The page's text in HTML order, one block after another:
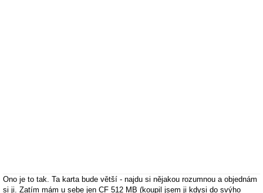
Ono je to tak. Ta karta bude větší - najdu si nějakou rozumnou a objednám
si ji. Zatím mám u sebe jen CF 512 MB (koupil jsem ji kdysi do svýho